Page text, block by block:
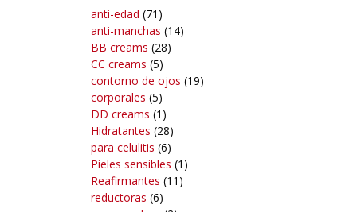
anti-edad (71)
anti-manchas (14)
BB creams (28)
CC creams (5)
contorno de ojos (19)
corporales (5)
DD creams (1)
Hidratantes (28)
para celulitis (6)
Pieles sensibles (1)
Reafirmantes (11)
reductoras (6)